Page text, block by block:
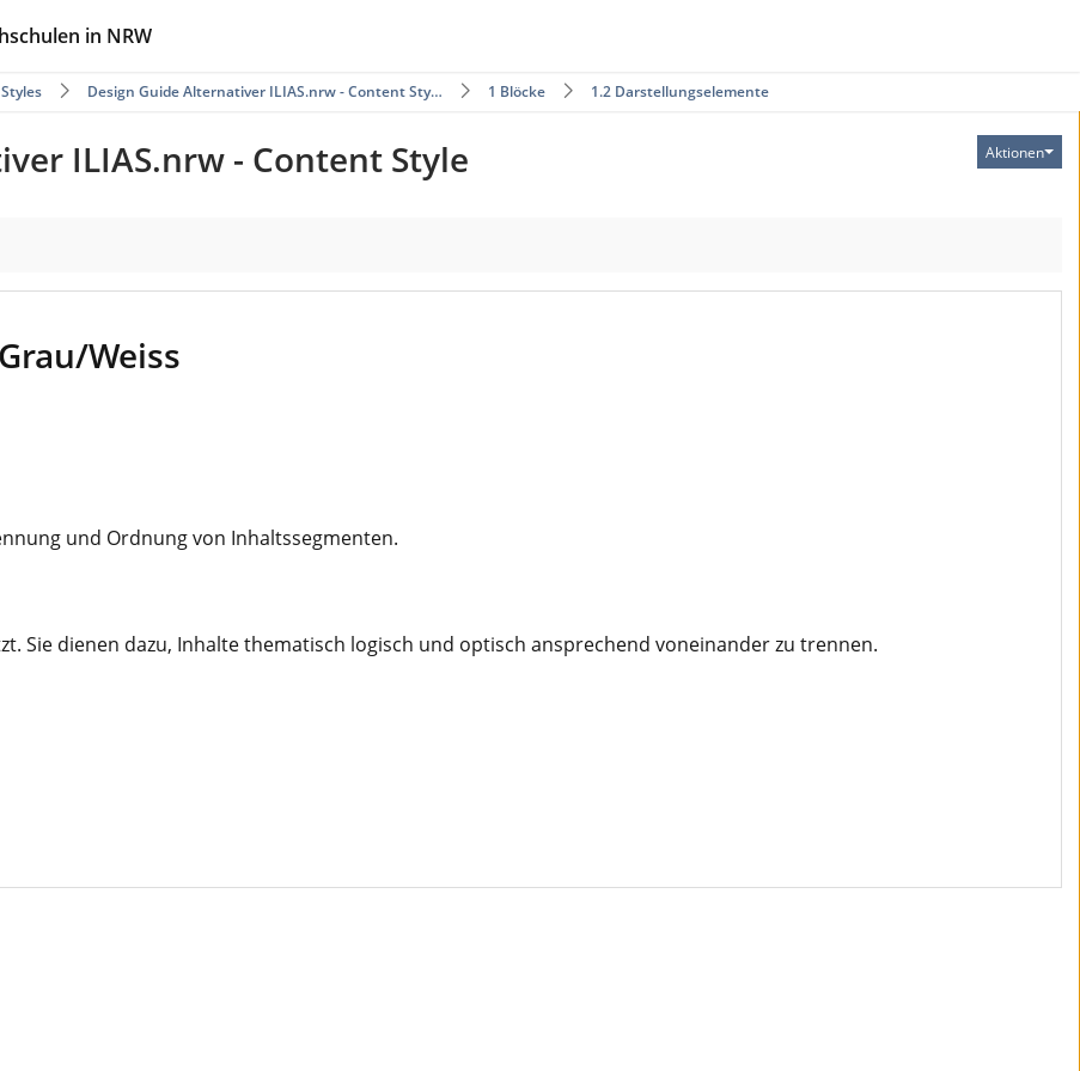
in NRW
Design Guide Alternativer ILIAS.nrw - Content Sty… 1 Blöcke 1.2 Darstellungselemente
Aktionen
ILIAS.nrw - Content Style
Weiss
und Ordnung von Inhaltssegmenten.
Sie dienen dazu, Inhalte thematisch logisch und optisch ansprechend voneinander zu trennen.